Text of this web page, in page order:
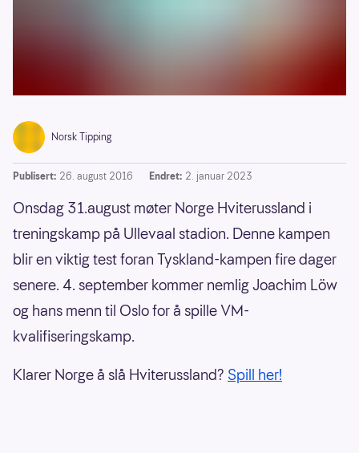
Norsk Tipping
Publisert: 26. august 2016 Endret: 2. januar 2023
Onsdag 31.august møter Norge Hviterussland i
treningskamp på Ullevaal stadion. Denne kampen
blir en viktig test foran Tyskland-kampen fire dager
senere. 4. september kommer nemlig Joachim Löw
og hans menn til Oslo for å spille VM-
kvalifiseringskamp.
Klarer Norge å slå Hviterussland? Spill her!